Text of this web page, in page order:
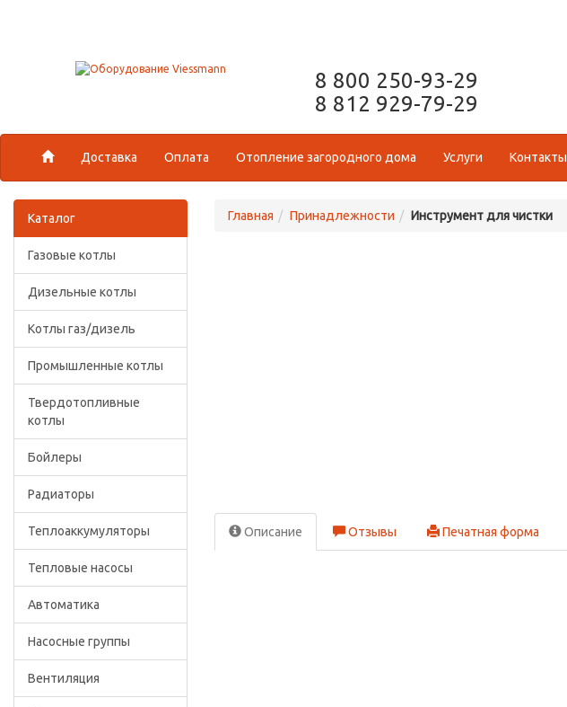
8 800 250-93-29
8 812 929-79-29
Доставка Оплата Отопление загородного дома Услуги Контакты
Каталог
Газовые котлы
Дизельные котлы
Котлы газ/дизель
Промышленные котлы
Твердотопливные
котлы
Бойлеры
Радиаторы
Теплоаккумуляторы
Тепловые насосы
Автоматика
Насосные группы
Вентиляция
Главная Принадлежности Инструмент для чистки
Описание Отзывы Печатная форма